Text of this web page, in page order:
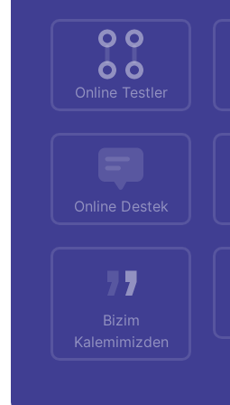
Online Testler
Online Destek
Bizim
Kalemimizden